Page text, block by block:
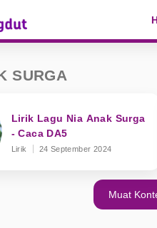
SURGA
Lirik Lagu Nia Anak Surga
- Caca DA5
Lirik 24 September 2024
Muat